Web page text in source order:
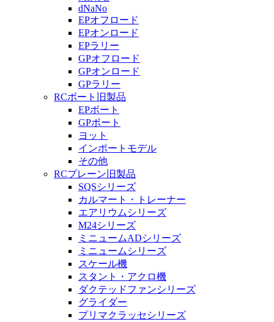
dNaNo
EPオフロード
EPオンロード
EPラリー
GPオフロード
GPオンロード
GPラリー
RCボート旧製品
EPボート
GPボート
ヨット
インポートモデル
その他
RCプレーン旧製品
SQSシリーズ
カルマート・トレーナー
エアリウムシリーズ
M24シリーズ
ミニュームADシリーズ
ミニュームシリーズ
スケール機
スタント・アクロ機
ダクテッドファンシリーズ
グライダー
プリマクラッセシリーズ